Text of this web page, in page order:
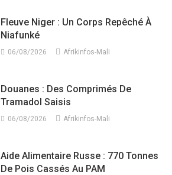
Fleuve Niger : Un Corps Repêché À
Niafunké
06/08/2026 Afrikinfos-Mali
Douanes : Des Comprimés De
Tramadol Saisis
06/08/2026 Afrikinfos-Mali
Aide Alimentaire Russe : 770 Tonnes
De Pois Cassés Au PAM